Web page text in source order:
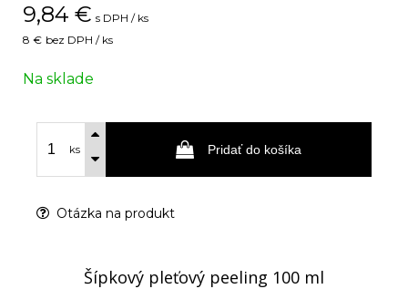
9,84 € s DPH / ks
8 € bez DPH / ks
Na sklade
ks Pridať do košíka
Otázka na produkt
Šípkový pleťový peeling 100 ml